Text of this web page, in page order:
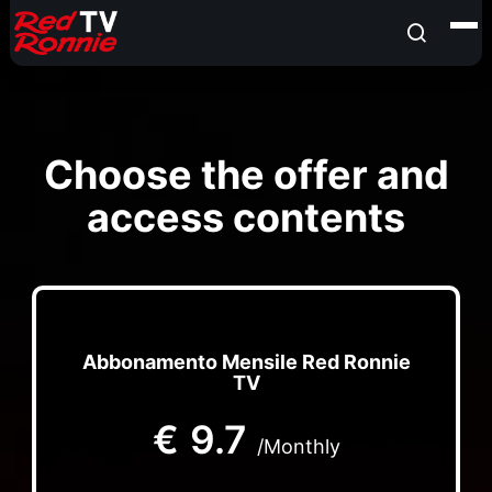
Choose the offer and
access contents
Abbonamento Mensile Red Ronnie
TV
€ 9.7 /Monthly